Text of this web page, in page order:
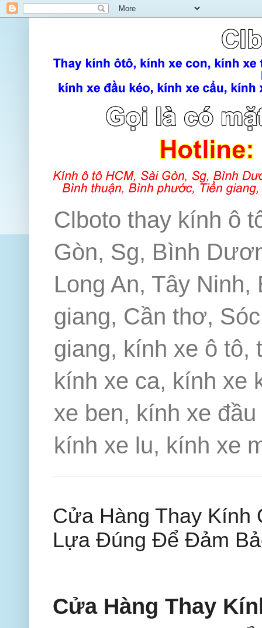
Clboto thay kính ô
Gòn, Sg, Bình
Long An, Tây
giang, Cần thơ,
giang, kính xe ô tô,
kính xe ca, kính xe
xe ben, kính xe
kính xe lu, kính xe
Cửa Hàng Thay Kính
Lựa Đúng Để Đảm
Cửa Hàng Thay